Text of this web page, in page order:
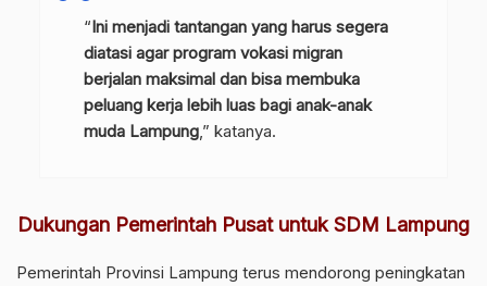
“Ini menjadi tantangan yang harus segera
diatasi agar program vokasi migran
berjalan maksimal dan bisa membuka
peluang kerja lebih luas bagi anak-anak
muda Lampung,” katanya.
Dukungan Pemerintah Pusat untuk SDM Lampung
Pemerintah Provinsi Lampung terus mendorong peningkatan